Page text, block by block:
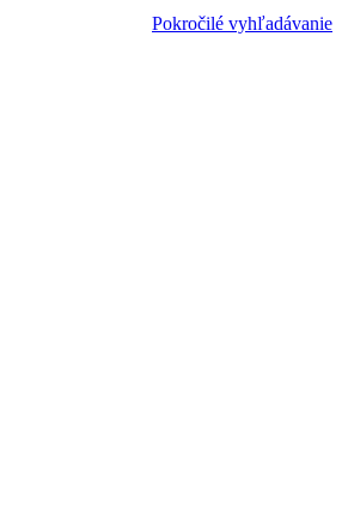
Pokročilé vyhľadávanie